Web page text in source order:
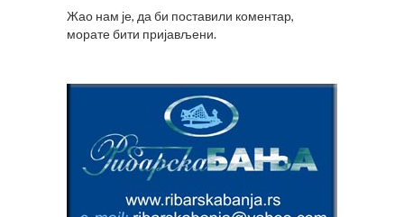
Жао нам је, да би поставили коментар,
моратебити пријављени.